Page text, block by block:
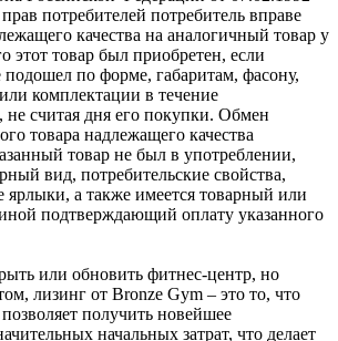
потребителей потребитель вправе
качества на аналогичный товар у
этот товар был приобретен, если
подошел по форме, габаритам, фасону,
комплектации в течение
не считая дня его покупки. Обмен
товара надлежащего качества
товар не был в употреблении,
вид, потребительские свойства,
а также имеется товарный или
подтверждающий оплату указанного
или обновить фитнес-центр, но
лизинг от Bronze Gym – это то, что
получить новейшее
начальных затрат, что делает